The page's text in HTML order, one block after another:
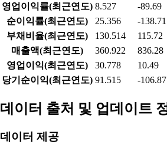
영업이익률(최근연도) 8.527 -89.69
순이익률(최근연도)
25.356 -138.71
부채비율(최근연도)
130.514 115.72
매출액(최근연도)
360.922 836.28
영업이익(최근연도)
30.778 10.49
당기순이익(최근연도) 91.515 -106.87
데이터 출처 및 업데이트
데이터 제공